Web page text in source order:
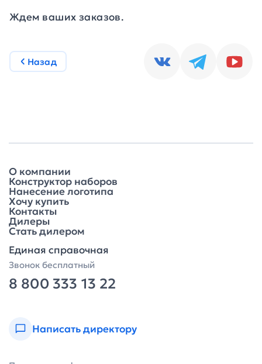
Ждем ваших заказов.
Назад
О компании
Конструктор наборов
Нанесение логотипа
Хочу купить
Контакты
Дилеры
Стать дилером
Единая справочная
Звонок бесплатный
8 800 333 13 22
Написать директору